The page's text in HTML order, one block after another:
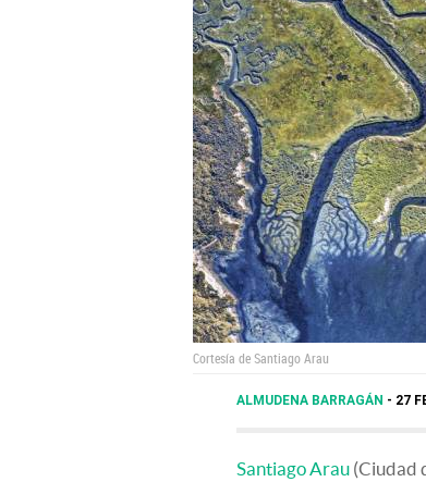
Cortesía de Santiago Arau
ALMUDENA BARRAGÁN 27
Santiago Arau (Ciudad